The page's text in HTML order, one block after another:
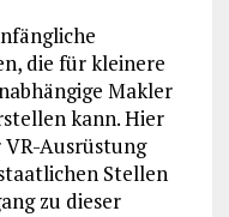
die für kleinere
Makler
kann. Hier
Ausrüstung
Stellen
zu dieser